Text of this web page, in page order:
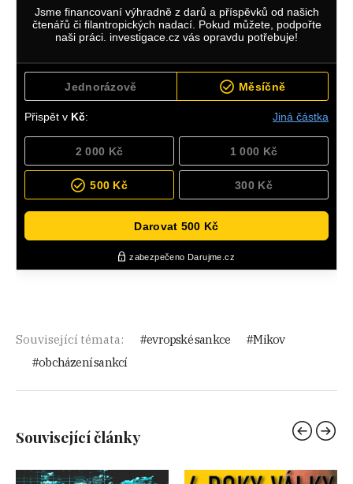
Související témata: evropské sankce
Mikov
obcházení sankcí
Související články